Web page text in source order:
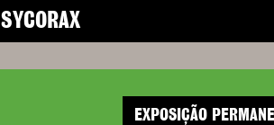
SYCORAX
EXPOSIÇÃO